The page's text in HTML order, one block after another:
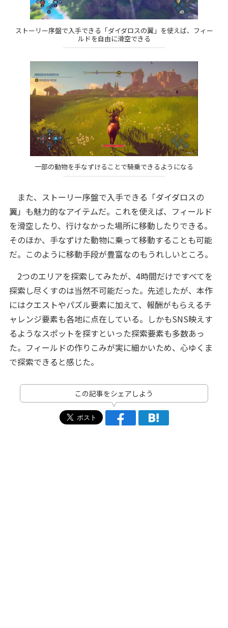
ストーリー序盤で入手できる「ダイダロスの翼」を使えば、フィー
ルドを自由に滑空できる
一部の動物を手なずけることで騎乗できるようになる
また、ストーリー序盤で入手できる「ダイダロスの
翼」も魅力的なアイテムだ。これを使えば、フィールド
を滑空したり、行けなかった場所に移動したりできる。
そのほか、手なずけた動物に乗って移動することも可能
だ。このように移動手段が豊富なのもうれしいところ。
2つのエリアを探索してみたが、4時間だけですべてを
探索し尽くすのは当然不可能だった。先述したが、本作
にはクエストやパズル要素に加えて、報酬がもらえるチ
ャレンジ要素も各地に点在している。しかもSNS映えす
るようなスポットを探すといった探索要素も多数あっ
た。フィールドの作りこみが実に細かいため、心ゆくま
で探索できると感じた。
この記事をシェアしよう